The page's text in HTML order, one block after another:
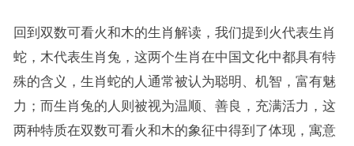
回到双数可看火和木的生肖解读，我们提到火代表生肖
蛇，木代表生肖兔，这两个生肖在中国文化中都具有特
殊的含义，生肖蛇的人通常被认为聪明、机智，富有魅
力；而生肖兔的人则被视为温顺、善良，充满活力，这
两种特质在双数可看火和木的象征中得到了体现，寓意